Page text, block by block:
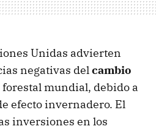
Unidas advierten
negativas delcambio
forestal mundial, debido a
efecto invernadero. El
inversiones en los